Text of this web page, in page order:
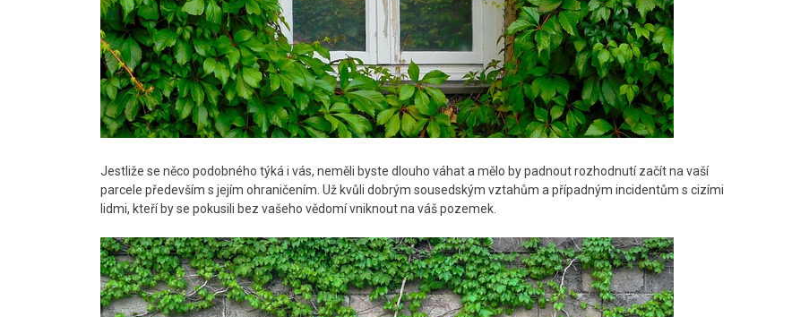
Jestliže se něco podobného týká i vás, neměli byste dlouho váhat a mělo by padnout rozhodnutí začít na vaší
parcele především s jejím ohraničením. Už kvůli dobrým sousedským vztahům a případným incidentům s cizími
lidmi, kteří by se pokusili bez vašeho vědomí vniknout na váš pozemek.